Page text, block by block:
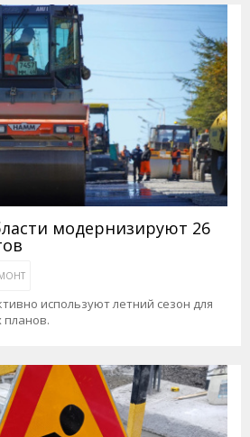
модернизируют 26
используют летний сезон для